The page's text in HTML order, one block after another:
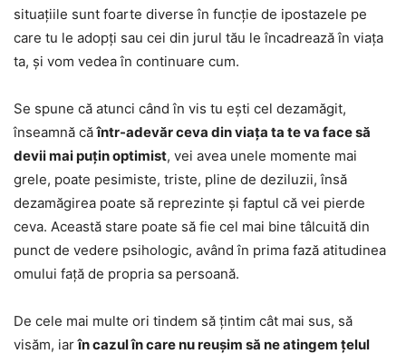
situațiile sunt foarte diverse în funcție de ipostazele pe
care tu le adopți sau cei din jurul tău le încadrează în viața
ta, și vom vedea în continuare cum.
Se spune că atunci când în vis tu ești cel dezamăgit,
înseamnă căîntr-adevăr ceva din viața ta te va face să
devii mai puțin optimist, vei avea unele momente mai
grele, poate pesimiste, triste, pline de deziluzii, însă
dezamăgirea poate să reprezinte și faptul că vei pierde
ceva. Această stare poate să fie cel mai bine tâlcuită din
punct de vedere psihologic, având în prima fază atitudinea
omului față de propria sa persoană.
De cele mai multe ori tindem să țintim cât mai sus, să
visăm, iarîn cazul în care nu reușim să ne atingem țelul